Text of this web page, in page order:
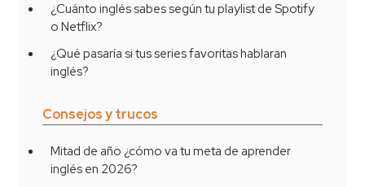
¿Cuánto inglés sabes según tu playlist de Spotify
o Netflix?
¿Qué pasaría si tus series favoritas hablaran
inglés?
Consejos y trucos
Mitad de año ¿cómo va tu meta de aprender
inglés en 2026?